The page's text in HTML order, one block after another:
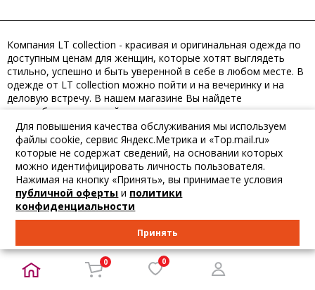
Компания LT collection - красивая и оригинальная одежда по
доступным ценам для женщин, которые хотят выглядеть
стильно, успешно и быть уверенной в себе в любом месте. В
одежде от LT collection можно пойти и на вечеринку и на
деловую встречу. В нашем магазине Вы найдете
разнообразие моделей: женственные и повседневные
платья, трикотажные брючные и юбочные костюмы,
элегантные блузки, брюки в деловом стиле. В производстве
моделей используются ткани самого высокого качества, что
гарантирует долгий срок носки. Размерный ряд представлен в
линейке от 42 до 56 размеров.
ПОДПИСКА НА БЬЮТИФУЛЛ.РФ
ПОДПИСАТЬСЯ
Для повышения качества обслуживания мы используем
файлы cookie, сервис Яндекс.Метрика и «Top.mail.ru»
которые не содержат сведений, на основании которых
можно идентифицировать личность пользователя.
Нажимая на кнопку «Принять», вы принимаете условия
публичной оферты и политики
конфиденциальности
Принять
0 0